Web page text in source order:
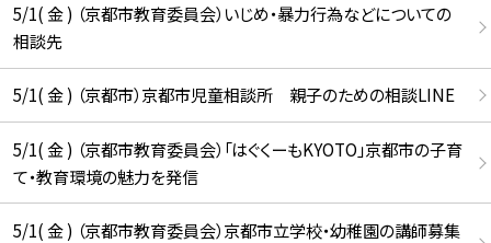
5/1( 金 ) （京都市教育委員会）いじめ・暴力行為などについての
相談先
5/1( 金 ) （京都市）京都市児童相談所 親子のための相談LINE
5/1( 金 ) （京都市教育委員会）「はぐくーもKYOTO」京都市の子育
て・教育環境の魅力を発信
5/1( 金 ) （京都市教育委員会）京都市立学校・幼稚園の講師募集